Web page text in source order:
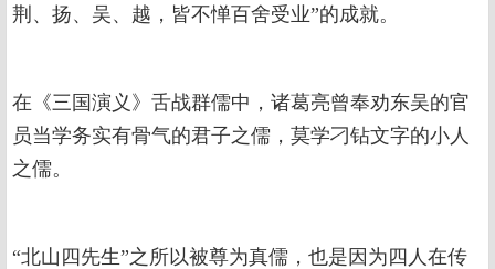
荆、扬、吴、越，皆不惮百舍受业”的成就。
在《三国演义》舌战群儒中，诸葛亮曾奉劝东吴的官
员当学务实有骨气的君子之儒，莫学刁钻文字的小人
之儒。
“北山四先生”之所以被尊为真儒，也是因为四人在传